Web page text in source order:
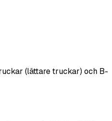
(lättare truckar) och B-